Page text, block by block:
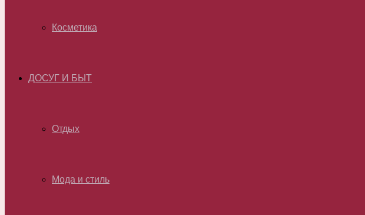
Косметика
ДОСУГ И БЫТ
Отдых
Мода и стиль